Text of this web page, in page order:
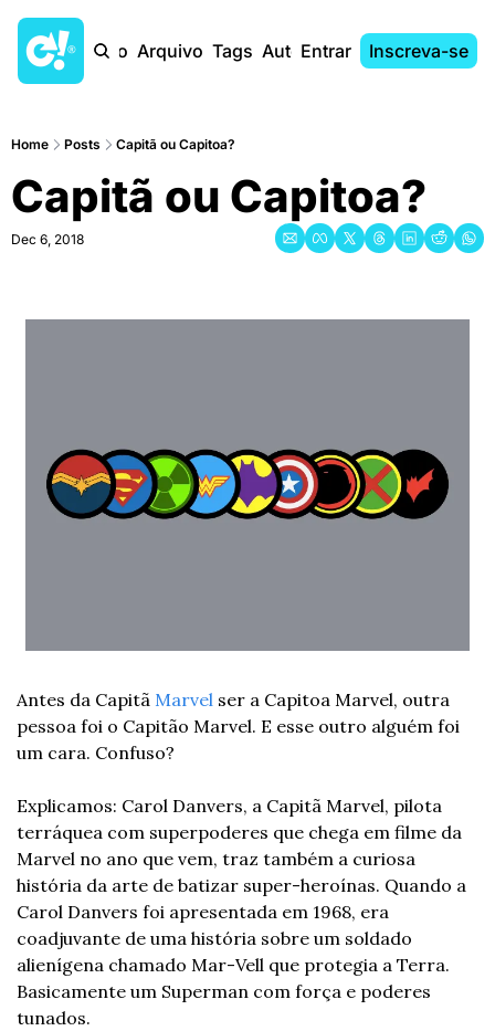
Início Arquivo Tags AutoresEntrar Inscreva-se
Home Posts Capitã ou Capitoa?
Capitã ou Capitoa?
Dec 6, 2018
Antes da Capitã Marvel ser a Capitoa Marvel, outra
pessoa foi o Capitão Marvel. E esse outro alguém foi
um cara. Confuso?
Explicamos: Carol Danvers, a Capitã Marvel, pilota
terráquea com superpoderes que chega em filme da
Marvel no ano que vem, traz também a curiosa
história da arte de batizar super-heroínas. Quando a
Carol Danvers foi apresentada em 1968, era
coadjuvante de uma história sobre um soldado
alienígena chamado Mar-Vell que protegia a Terra.
Basicamente um Superman com força e poderes
tunados.